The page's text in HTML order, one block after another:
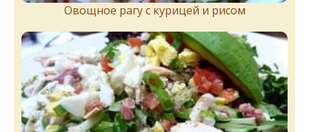
Овощное рагу с курицей и рисом